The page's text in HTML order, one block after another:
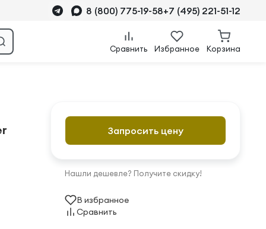
8 (800) 775-19-58+7 (495) 221-51-12
Сравнить Избранное Корзина
Запросить цену
Нашли дешевле? Получите скидку!
В избранное
Сравнить